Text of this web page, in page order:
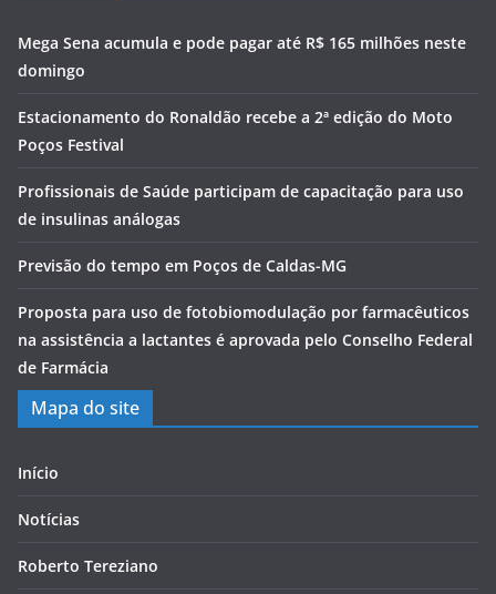
Mega Sena acumula e pode pagar até R$ 165 milhões neste
domingo
Estacionamento do Ronaldão recebe a 2ª edição do Moto
Poços Festival
Profissionais de Saúde participam de capacitação para uso
de insulinas análogas
Previsão do tempo em Poços de Caldas-MG
Proposta para uso de fotobiomodulação por farmacêuticos
na assistência a lactantes é aprovada pelo Conselho Federal
de Farmácia
Mapa do site
Início
Notícias
Roberto Tereziano